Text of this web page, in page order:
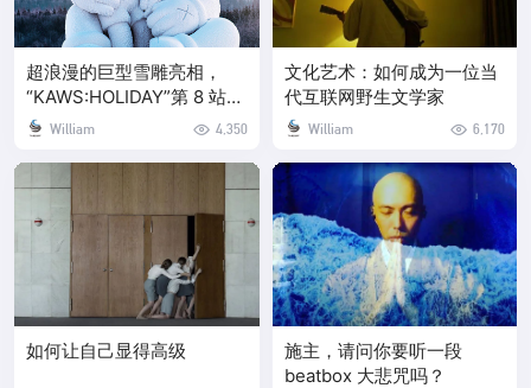
超浪漫的巨型雪雕亮相，
“KAWS:HOLIDAY”第 8 站是
中国长白山！
William 4,350
文化艺术：如何成为一位当
代互联网野生文学家
William 6,170
如何让自己显得高级
施主，请问你要听一段
beatbox 大悲咒吗？